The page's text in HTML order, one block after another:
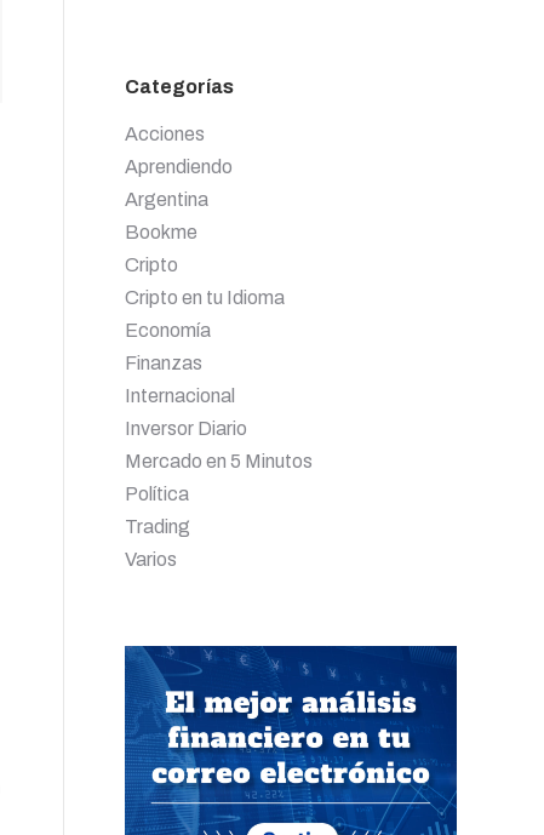
Categorías
Acciones
Aprendiendo
Argentina
Bookme
Cripto
Cripto en tu Idioma
Economía
Finanzas
Internacional
Inversor Diario
Mercado en 5 Minutos
Política
Trading
Varios